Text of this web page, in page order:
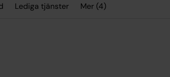
Lediga tjänster Mer (4)